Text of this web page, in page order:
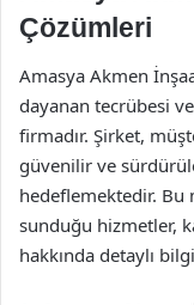
Çözümleri
Amasya Akmen
dayanan tecrübesi
firmadır. Şirket,
güvenilir ve
hedeflemektedir. Bu
sunduğu hizmetler,
hakkında detaylı